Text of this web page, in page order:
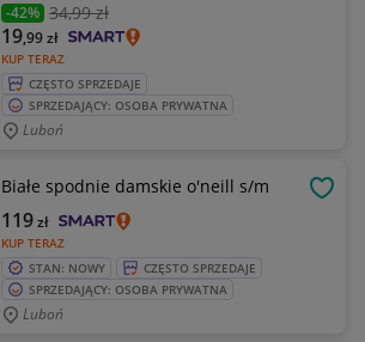
-42% 34,99 zł
KUP TERAZ
19,99zł
CZĘSTO SPRZEDAJE
SPRZEDAJĄCY: OSOBA PRYWATNA
Luboń
Białe spodnie damskie o'neill s/m
KUP TERAZ
119zł
STAN: NOWY
CZĘSTO SPRZEDAJE
SPRZEDAJĄCY: OSOBA PRYWATNA
Luboń